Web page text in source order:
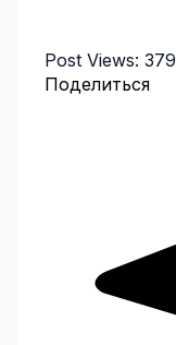
Post Views: 379
Поделиться